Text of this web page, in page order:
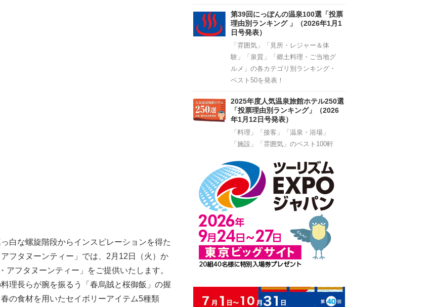
白な螺旋階段からインスピレーションを得た
フタヌーンティー」では、2月12日（火）か
フタヌーンティー」をご提供いたします。
理長らが腕を振るう「春烏賊と桜御飯」の握
の食材を用いたセイボリーアイテム5種類
第39回にっぽんの温泉100選「投票
理由別ランキング 」（2026年1月1
日号発表）
「雰囲気」「見所・レジャー＆体
験」「泉質」「郷土料理・ご当地グ
ルメ」の各カテゴリ別ランキング・
ベスト50を発表！
2025年度人気温泉旅館ホテル250選
「投票理由別ランキング」（2026
年1月12日号発表）
「料理」「接客」「温泉・浴場」
「施設」「雰囲気」のベスト100軒